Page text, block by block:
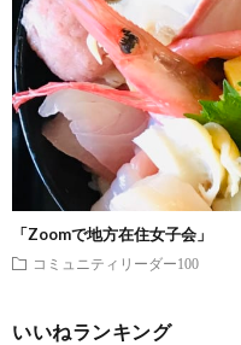
「Zoomで地方在住女子会」
コミュニティリーダー100
いいねランキング